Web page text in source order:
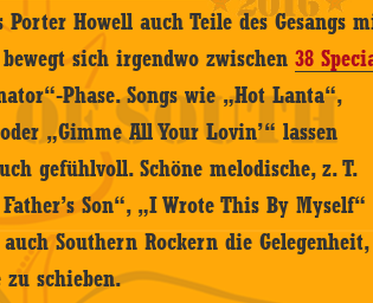
Howell auch Teile des Gesangs
sich irgendwo zwischen38
Phase. Songs wie „Hot Lanta“,
„Gimme All Your Lovin’“ lassen
gefühlvoll. Schöne melodische, z. T.
Son“, „I Wrote This By Myself“
Southern Rockern die Gelegenheit,
schieben.